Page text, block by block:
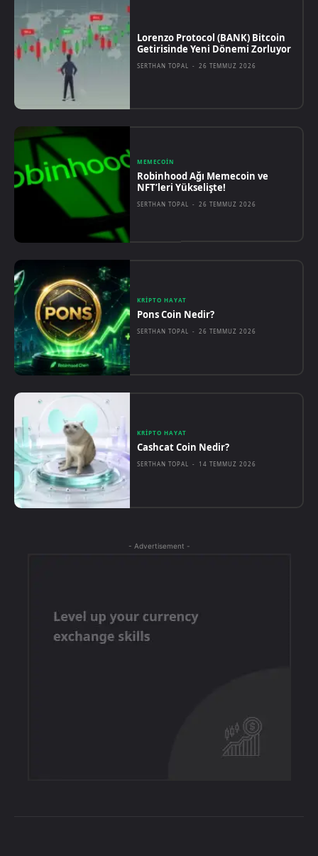
Lorenzo Protocol (BANK) Bitcoin
Getirisinde Yeni Dönemi Zorluyor
SERTHAN TOPAL - 26 TEMMUZ 2026
MEMECOIN
Robinhood Ağı Memecoin ve
NFT’leri Yükselişte!
SERTHAN TOPAL - 26 TEMMUZ 2026
KRIPTO HAYAT
Pons Coin Nedir?
SERTHAN TOPAL - 26 TEMMUZ 2026
KRIPTO HAYAT
Cashcat Coin Nedir?
SERTHAN TOPAL - 14 TEMMUZ 2026
- Advertisement -